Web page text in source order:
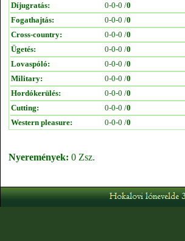
Díjugratás:
0-0-0 /0
Fogathajtás:
0-0-0 /0
Cross-country:
0-0-0 /0
Ügetés:
0-0-0 /0
Lovaspóló:
0-0-0 /0
Military:
0-0-0 /0
Hordókerülés:
0-0-0 /0
Cutting:
0-0-0 /0
Western pleasure:
0-0-0 /0
Nyeremények: 0 Zsz.